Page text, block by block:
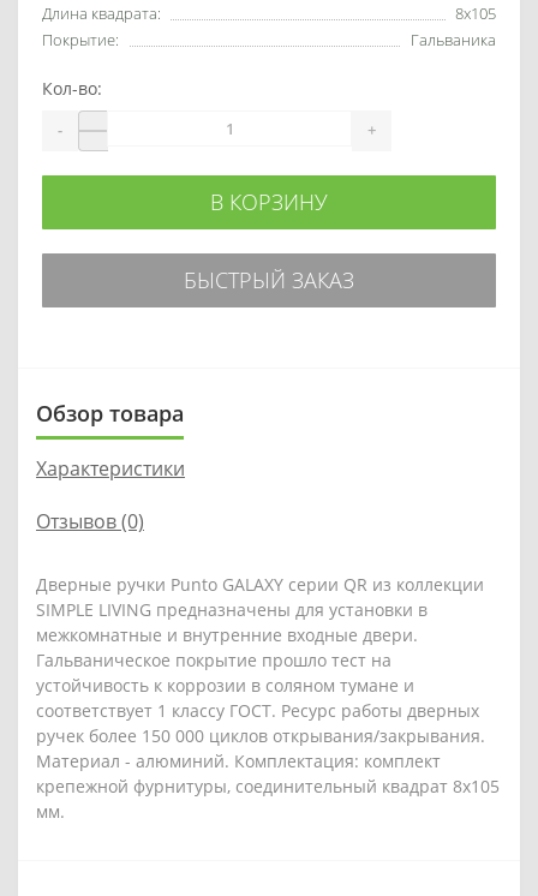
Длина квадрата:
8x105
Покрытие:
Гальваника
Кол-во:
- +
В КОРЗИНУ
БЫСТРЫЙ ЗАКАЗ
Обзор товара
Характеристики
Отзывов (0)
Дверные ручки Punto GALAXY серии QR из коллекции
SIMPLE LIVING предназначены для установки в
межкомнатные и внутренние входные двери.
Гальваническое покрытие прошло тест на
устойчивость к коррозии в соляном тумане и
соответствует 1 классу ГОСТ. Ресурс работы дверных
ручек более 150 000 циклов открывания/закрывания.
Материал - алюминий. Комплектация: комплект
крепежной фурнитуры, соединительный квадрат 8x105
мм.